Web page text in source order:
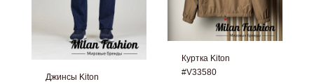
Джинсы Kiton
Куртка Kiton
#V33580